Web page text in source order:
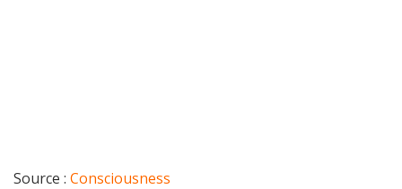
Source : Consciousness